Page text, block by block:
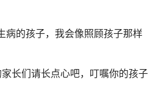
病的孩子，我会像照顾孩子那样
长们请长点心吧，叮嘱你的孩子